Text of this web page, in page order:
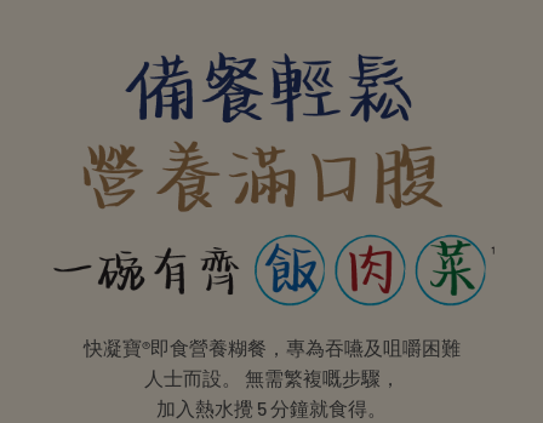
快凝寶®即食營養糊餐，專為吞嚥及咀嚼困難
人士而設。 無需繁複嘅步驟，
加入熱水攪 5 分鐘就食得。